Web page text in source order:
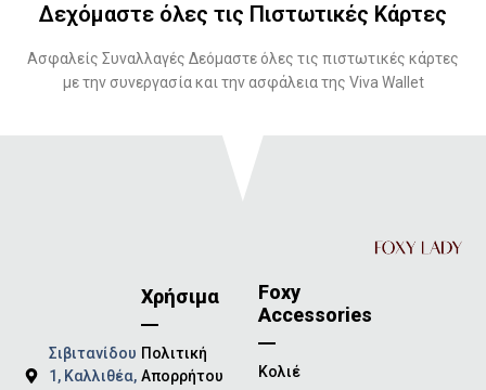
Δεχόμαστε όλες τις Πιστωτικές Κάρτες
Ασφαλείς Συναλλαγές Δεόμαστε όλες τις πιστωτικές κάρτες
με την συνεργασία και την ασφάλεια της Viva Wallet
Σιβιτανίδου
1, Καλλιθέα,
Foxy
Accessories
Κολιέ
Χρήσιμα
Πολιτική
Απορρήτου